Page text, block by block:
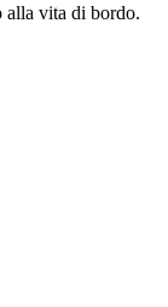
alla vita di bordo.